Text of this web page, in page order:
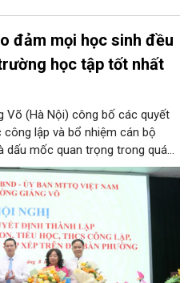
đảm mọi học sinh đều
học tập tốt nhất
Võ (Hà Nội) công bố các quyết
lập và bổ nhiệm cán bộ
dấu mốc quan trọng trong quá
thực hiện chủ trương tinh gọn,
lý theo các nghị quyết của
TP Hà Nội.